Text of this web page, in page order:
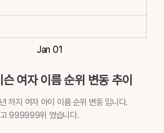
Jan 01
여자 이름 순위 변동 추이
까지 여자 아이 이름 순위 변동 입니다.
999999위 였습니다.